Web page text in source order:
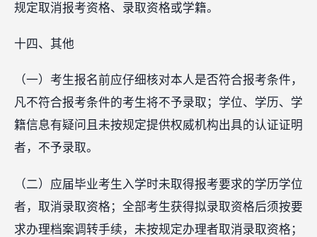
规定取消报考资格、录取资格或学籍。
十四、其他
（一）考生报名前应仔细核对本人是否符合报考条件，
凡不符合报考条件的考生将不予录取；学位、学历、学
籍信息有疑问且未按规定提供权威机构出具的认证证明
者，不予录取。
（二）应届毕业考生入学时未取得报考要求的学历学位
者，取消录取资格；全部考生获得拟录取资格后须按要
求办理档案调转手续，未按规定办理者取消录取资格；